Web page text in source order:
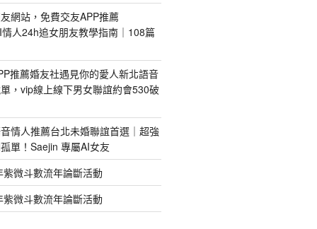
網站，免費交友APP推薦
人24h追女朋友教學指南｜108篇
推薦婚友社遇見你的愛人新北語音
，vip線上線下男女聯誼約會530破
情人推薦台北未婚聯誼首選｜超強
單！Saejin 專屬AI女友
微斗數流年論斷活動
微斗數流年論斷活動